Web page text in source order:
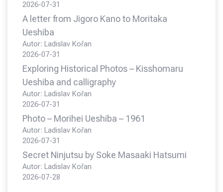
2026-07-31
A letter from Jigoro Kano to Moritaka
Ueshiba
Autor: Ladislav Kořan
2026-07-31
Exploring Historical Photos – Kisshomaru
Ueshiba and calligraphy
Autor: Ladislav Kořan
2026-07-31
Photo – Morihei Ueshiba – 1961
Autor: Ladislav Kořan
2026-07-31
Secret Ninjutsu by Soke Masaaki Hatsumi
Autor: Ladislav Kořan
2026-07-28